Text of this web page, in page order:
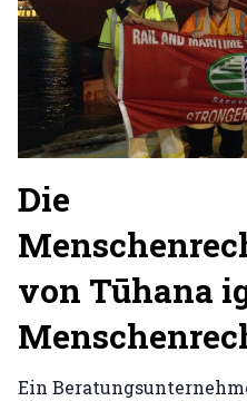
Die
von Tūhana
Ein